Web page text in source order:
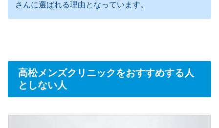
さんに選ばれる理由となっています。
高松メンズクリニックをおすすめする人
としない人